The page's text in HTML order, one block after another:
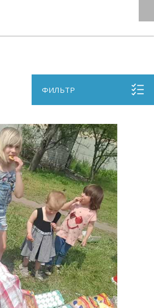
ФИЛЬТР